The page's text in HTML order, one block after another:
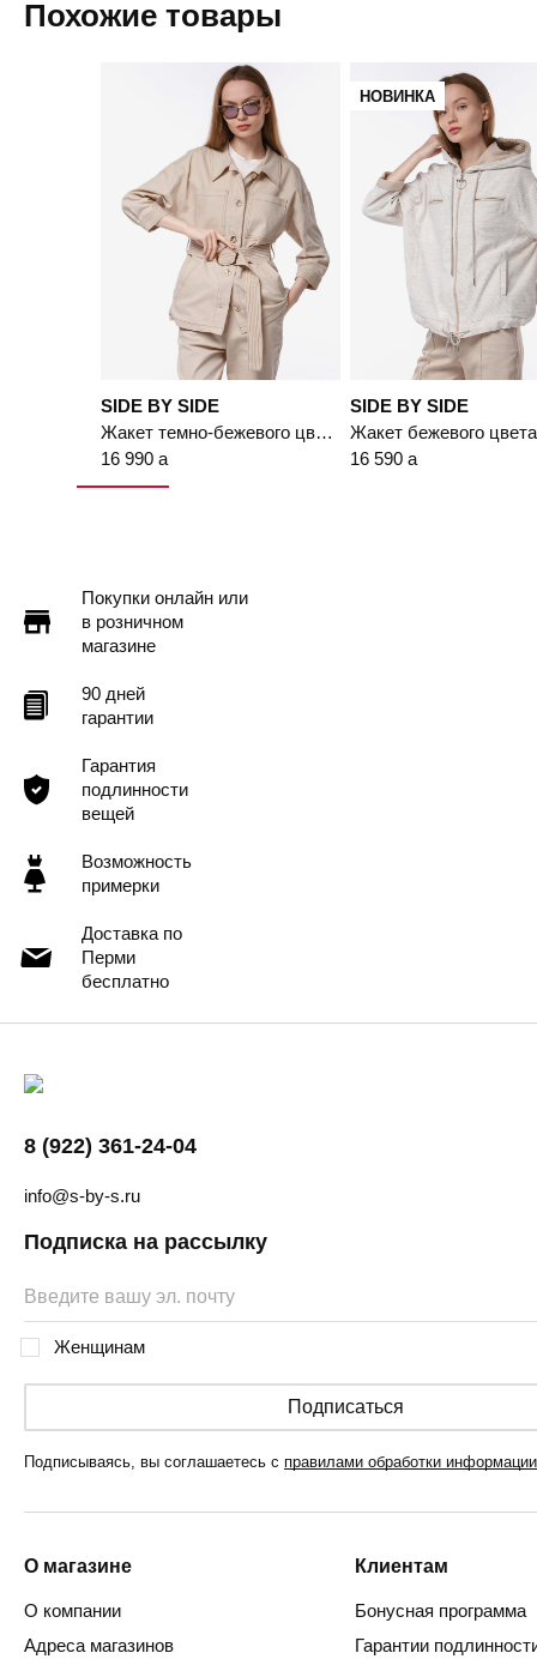
Доставка в другие города
Похожие товары
SIDE BY SIDE
Жакет темно-бежевого цвета с рукавом 3/4 из смесового хлопка
16 990 a
НОВИНКА
SIDE BY SIDE
16 590 a
Покупки онлайн или
в розничном
магазине
90 дней
гарантии
Гарантия
подлинности
вещей
Возможность
примерки
Доставка по
Перми
бесплатно
8 (922) 361-24-04
info@s-by-s.ru
Подписка на рассылку
Женщинам
Подписаться
Подписываясь, вы соглашаетесь с правилами обработки информации
О магазине
О компании
Адреса магазинов
Клиентам
Бонусная программа
Гарантии